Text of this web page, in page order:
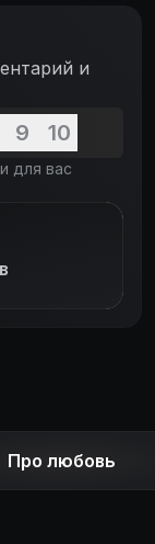
и
9 10
для вас
Про любовь